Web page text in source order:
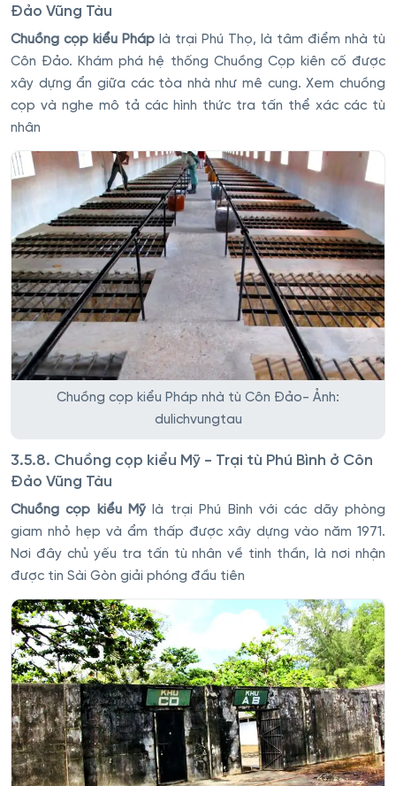
Đảo Vũng Tàu
Chuồng cọp kiểu Pháp là trại Phú Thọ, là tâm điểm nhà tù
Côn Đảo. Khám phá hệ thống Chuồng Cọp kiên cố được
xây dựng ẩn giữa các tòa nhà như mê cung. Xem chuồng
cọp và nghe mô tả các hình thức tra tấn thể xác các tù
nhân
Chuồng cọp kiểu Pháp nhà tù Côn Đảo- Ảnh:
dulichvungtau
3.5.8. Chuồng cọp kiểu Mỹ - Trại tù Phú Bình ở Côn
Đảo Vũng Tàu
Chuồng cọp kiểu Mỹ là trại Phú Bình với các dãy phòng
giam nhỏ hẹp và ẩm thấp được xây dựng vào năm 1971.
Nơi đây chủ yếu tra tấn tù nhân về tinh thần, là nơi nhận
được tin Sài Gòn giải phóng đầu tiên